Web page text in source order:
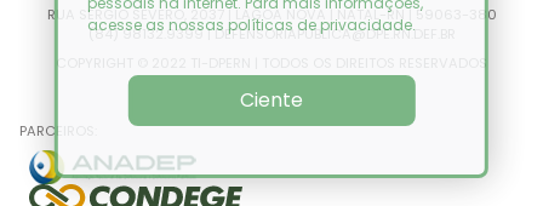
RUA SÉRGIO SEVERO, 2037 | LAGOA NOVA | NATAL-RN | 59063-380
(84) 98132.9399 | DEFENSORIAPUBLICA@DPE.RN.DEF.BR
PARCEIROS:
acesse as nossas políticas de privacidade.
Ciente